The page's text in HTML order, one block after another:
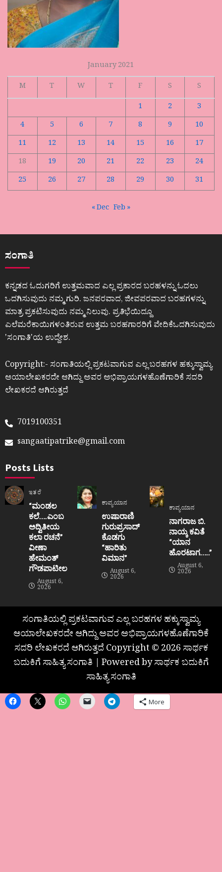
January 2021
M
T W T F S
S
1
2
3
4
5 6 7 8 9
10
11
12 13 14 15 16
17
18
19 20 21 22 23
24
25
26 27 28 29 30 31
« Dec Feb »
ಸಂಗಾತಿ
ಕನ್ನಡದ ಓದುಗರಿಗೆ ಉತ್ತಮವಾದ ಎಲ್ಲ ಪ್ರಕಾರದ ಬರಹಳನ್ನು ಓದಲು
ಒದಗಿಸುವುದು ನಮ್ಮ ಗುರಿ. ಜನಪರವಾದ, ಜೀವಪರವಾದ ಬರಹಗಳನ್ನು
ಮಾತ್ರ ಪ್ರಕಟಿಸುವುದು ನಮ್ಮ ನಿಲುವು. ಪ್ರತಿಭೆಯಿದ್ದೂ
ಎಲೆಮರೆಕಾಯಿಗಳಂತಿರುವ ಉತ್ತಮ ಬರಹಗಾರರಿಗೆ ವೇದಿಕೆಒದಗಿಸುವುದು
ʼಸಂಗಾತಿʼಯ ಉದ್ದೇಶ.
Copyright:- ಸಂಗಾತಿಯಲ್ಲಿ ಪ್ರಕಟವಾಗುವ ಎಲ್ಲ ಬರಹಗಳ ಹಕ್ಕುಸ್ವಾಮ್ಯ
ಆಯಾಲೇಖಕರದೇ ಆಗಿದ್ದು ಅವರ ಅಭಿಪ್ರಾಯಗಳಹೊಣೆಗಾರಿಕೆ ಸದರಿ
ಲೇಖಕರದೆ ಆಗಿರುತ್ತದೆ
7019100351
sangaatipatrike@gmail.com
Posts Lists
ಇತರೆ
“ಮಂಡಲ
ಕಲೆ….ಎಂಬ
ಅದ್ವಿತೀಯ
ಕಲಾ ರಚನೆ”‌
ವೀಣಾ
ಹೇಮಂತ್‌
ಗೌಡಪಾಟೀಲ
August 6,
2026
ಕಾವ್ಯಯಾನ
ಉಷಾರಾಣಿ
ಗುರುಪ್ರಸಾದ್
ಕೊಡಗು
“ಹಾರಿತು
ವಿಮಾನ”
August 6,
2026
ಕಾವ್ಯಯಾನ
ನಾಗರಾಜ ಬಿ.
ನಾಯ್ಕ ಕವಿತೆ
“ಯಾನ
ಹೊರಟಾಗ…..”
August 6,
2026
ಸಂಗಾತಿಯಲ್ಲಿ ಪ್ರಕಟವಾಗುವ ಎಲ್ಲ ಬರಹಗಳ ಹಕ್ಕುಸ್ವಾಮ್ಯ
ಆಯಾಲೇಖಕರದೇ ಆಗಿದ್ದು ಅವರ ಅಭಿಪ್ರಾಯಗಳಹೊಣೆಗಾರಿಕೆ
ಸದರಿ ಲೇಖಕರದೆ ಆಗಿರುತ್ತದೆ Copyright © 2026 ಸಾರ್ಥಕ
ಬದುಕಿಗೆ ಸಾಹಿತ್ಯ ಸಂಗಾತಿ | Powered by ಸಾರ್ಥಕ ಬದುಕಿಗೆ
ಸಾಹಿತ್ಯ ಸಂಗಾತಿ
More